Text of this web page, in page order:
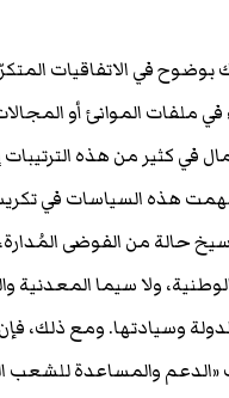
بوضوح في الاتفاقيات
ملفات الموانئ أو
في كثير من هذه الترتيبات
هذه السياسات في
حالة من الفوضى
ولا سيما المعدنية
وسيادتها. ومع ذلك،
«الدعم والمساعدة للشعب